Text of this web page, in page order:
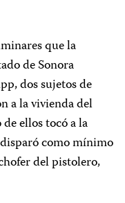
que la
de Sonora
dos sujetos de
a la vivienda del
ellos tocó a la
como mínimo
del pistolero,